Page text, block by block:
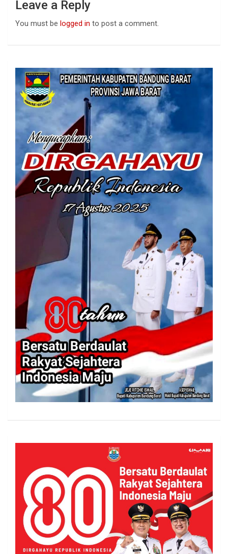
Leave a Reply
You must be logged in to post a comment.